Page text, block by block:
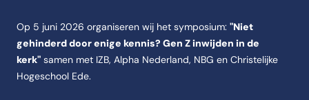
Op 5 juni 2026 organiseren wij het symposium: "Niet
gehinderd door enige kennis? Gen Z inwijden in de
kerk" samen met IZB, Alpha Nederland, NBG en Christelijke
Hogeschool Ede.